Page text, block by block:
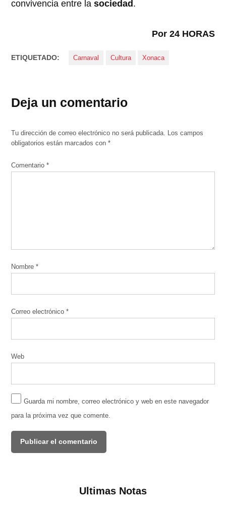
convivencia entre lasociedad .
Por 24 HORAS
ETIQUETADO: Carnaval Cultura Xonaca
Deja un comentario
Tu dirección de correo electrónico no será publicada. Los campos
obligatorios están marcados con*
Comentario*
Nombre*
Correo electrónico*
Web
Guarda mi nombre, correo electrónico y web en este navegador
para la próxima vez que comente.
Ultimas Notas